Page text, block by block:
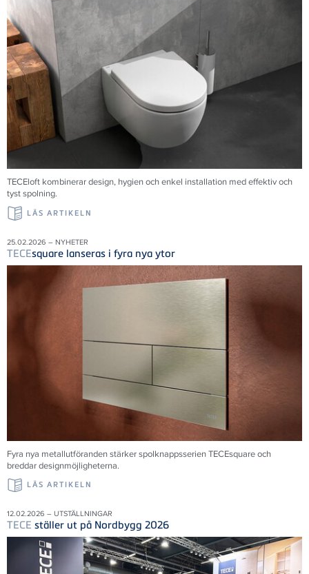
TECEloft kombinerar design, hygien och enkel installation med effektiv och
tyst spolning.
LÄS ARTIKELN
25.02.2026 – NYHETER
TECEsquare lanseras i fyra nya ytor
Fyra nya metallutföranden stärker spolknappsserien TECEsquare och
breddar designmöjligheterna.
LÄS ARTIKELN
12.02.2026 – UTSTÄLLNINGAR
TECE ställer ut på Nordbygg 2026